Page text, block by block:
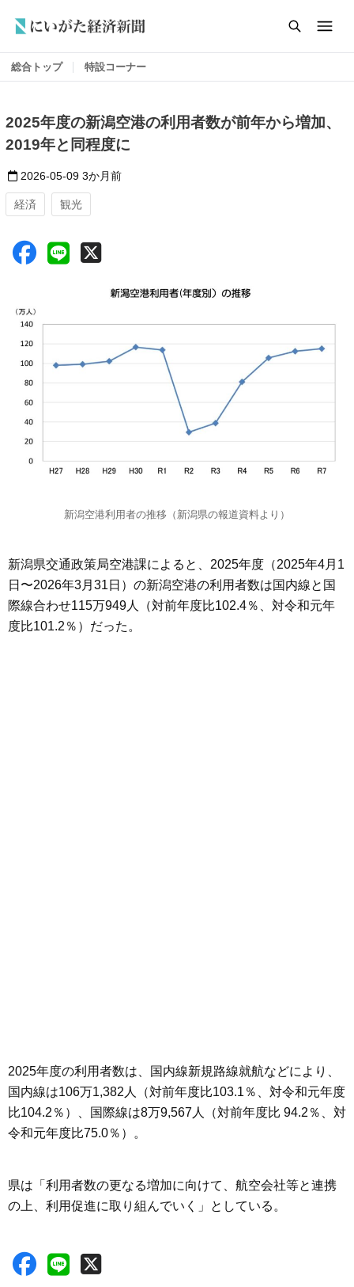
総合トップ 特設コーナー
2025年度の新潟空港の利用者数が前年から増加、
2019年と同程度に
2026-05-09 3か月前
経済 観光
新潟空港利用者の推移（新潟県の報道資料より）
新潟県交通政策局空港課によると、2025年度（2025年4月1
日〜2026年3月31日）の新潟空港の利用者数は国内線と国
際線合わせ115万949人（対前年度比102.4％、対令和元年
度比101.2％）だった。
2025年度の利用者数は、国内線新規路線就航などにより、
国内線は106万1,382人（対前年度比103.1％、対令和元年度
比104.2％）、国際線は8万9,567人（対前年度比 94.2％、対
令和元年度比75.0％）。
県は「利用者数の更なる増加に向けて、航空会社等と連携
の上、利用促進に取り組んでいく」としている。